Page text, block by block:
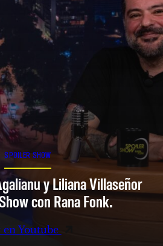
SPOILER SHOW
y Liliana Villaseñor
con Rana Fonk.
en Youtube